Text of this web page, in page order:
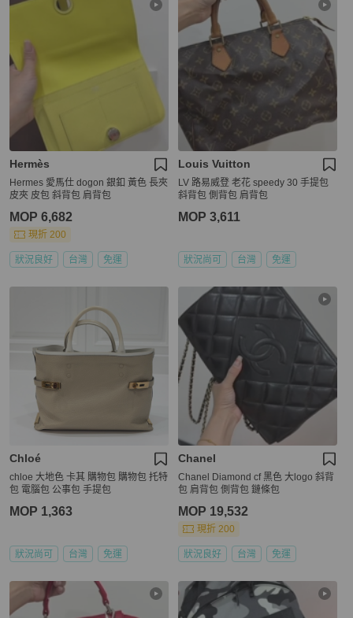
Hermès
Hermes 愛馬仕 dogon 銀釦 黃色 長夾
皮夾 皮包 斜背包 肩背包
MOP 6,682
現折 200
狀況良好 台灣 免運
Louis Vuitton
LV 路易威登 老花 speedy 30 手提包
斜背包 側背包 肩背包
MOP 3,611
狀況尚可 台灣 免運
Chloé
chloe 大地色 卡其 購物包 購物包 托特
包 電腦包 公事包 手提包
MOP 1,363
狀況尚可 台灣 免運
Chanel
Chanel Diamond cf 黑色 大logo 斜背
包 肩背包 側背包 鏈條包
MOP 19,532
現折 200
狀況良好 台灣 免運